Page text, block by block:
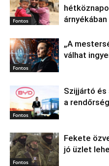
Fontos
árnyékában
Fontos
„A
válhat
Fontos
Szijjártó és
a rendőrség
Fontos
Fekete
jó üzlet